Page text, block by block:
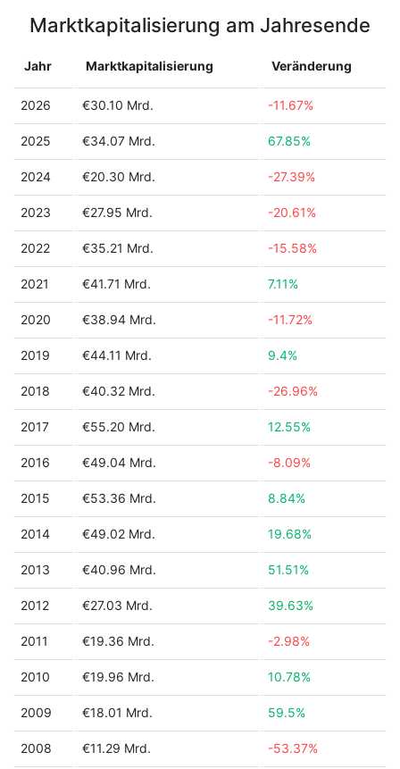
Marktkapitalisierung am Jahresende
Jahr Marktkapitalisierung Veränderung
2026 €30.10 Mrd. -11.67%
2025 €34.07 Mrd. 67.85%
2024 €20.30 Mrd. -27.39%
2023 €27.95 Mrd. -20.61%
2022 €35.21 Mrd. -15.58%
2021 €41.71 Mrd. 7.11%
2020 €38.94 Mrd. -11.72%
2019 €44.11 Mrd. 9.4%
2018 €40.32 Mrd. -26.96%
2017 €55.20 Mrd. 12.55%
2016 €49.04 Mrd. -8.09%
2015 €53.36 Mrd. 8.84%
2014 €49.02 Mrd. 19.68%
2013 €40.96 Mrd. 51.51%
2012 €27.03 Mrd. 39.63%
2011 €19.36 Mrd. -2.98%
2010 €19.96 Mrd. 10.78%
2009 €18.01 Mrd. 59.5%
2008 €11.29 Mrd. -53.37%